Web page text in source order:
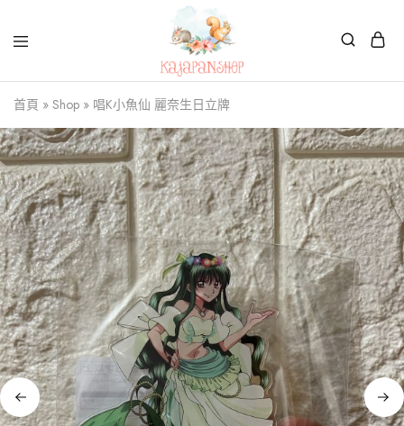
Kajapanshop
日
韓
百
貨
店
首頁 » Shop » 唱K小魚仙 麗奈生日立牌